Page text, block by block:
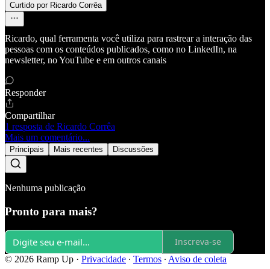
Curtido por Ricardo Corrêa
Ricardo, qual ferramenta você utiliza para rastrear a interação das
pessoas com os conteúdos publicados, como no LinkedIn, na
newsletter, no YouTube e em outros canais
Responder
Compartilhar
1 resposta de Ricardo Corrêa
Mais um comentário...
Principais Mais recentes Discussões
Nenhuma publicação
Pronto para mais?
Inscreva-se
© 2026 Ramp Up · Privacidade ∙ Termos ∙ Aviso de coleta